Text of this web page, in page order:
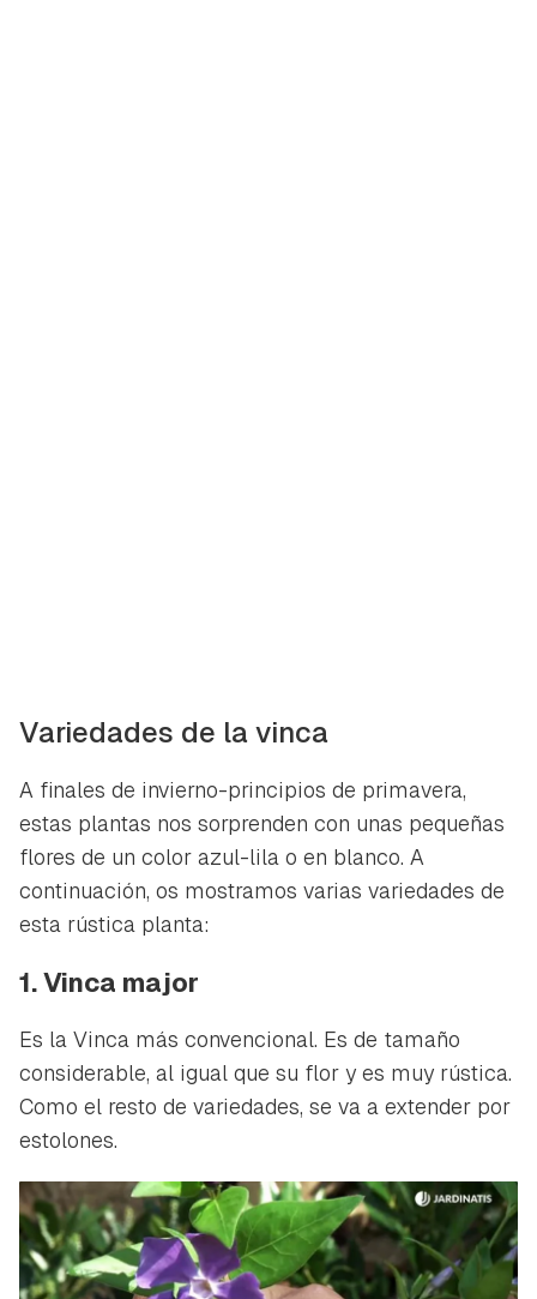
Variedades de la vinca
A finales de invierno-principios de primavera,
estas plantas nos sorprenden con unas pequeñas
flores de un color azul-lila o en blanco. A
continuación, os mostramos varias variedades de
esta rústica planta:
1. Vinca major
Es la Vinca más convencional. Es de tamaño
considerable, al igual que su flor y es muy rústica.
Como el resto de variedades, se va a extender por
estolones.